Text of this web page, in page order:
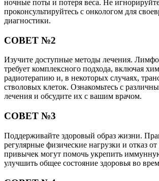
ночные поты и потеря веса. Не
проконсультируйтесь с онкологом для
диагностики.
СОВЕТ №2
Изучите доступные методы лечения.
требует комплексного подхода, включая
радиотерапию и, в некоторых случаях,
стволовых клеток. Ознакомьтесь с
лечения и обсудите их с вашим врачом.
СОВЕТ №3
Поддерживайте здоровый образ жизни.
регулярные физические нагрузки и отказ
привычек могут помочь укрепить
улучшить общее состояние здоровья во